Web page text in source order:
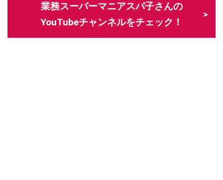
業務スーパーマニアスパ子さんの
YouTubeチャンネルをチェック！